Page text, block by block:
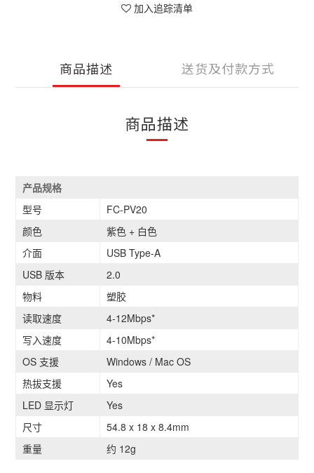
加入追踪清单
商品描述 送货及付款方式
商品描述
产品规格
型号
FC-PV20
颜色
紫色 + 白色
介面
USB Type-A
USB 版本
2.0
物料
塑胶
读取速度
4-12Mbps*
写入速度
4-10Mbps*
OS 支援
Windows / Mac OS
热拔支援
Yes
LED 显示灯
Yes
尺寸
54.8 x 18 x 8.4mm
重量
约 12g